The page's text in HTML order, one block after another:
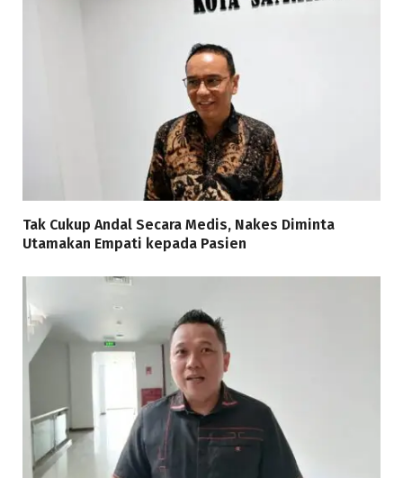
Tak Cukup Andal Secara Medis, Nakes Diminta
Utamakan Empati kepada Pasien